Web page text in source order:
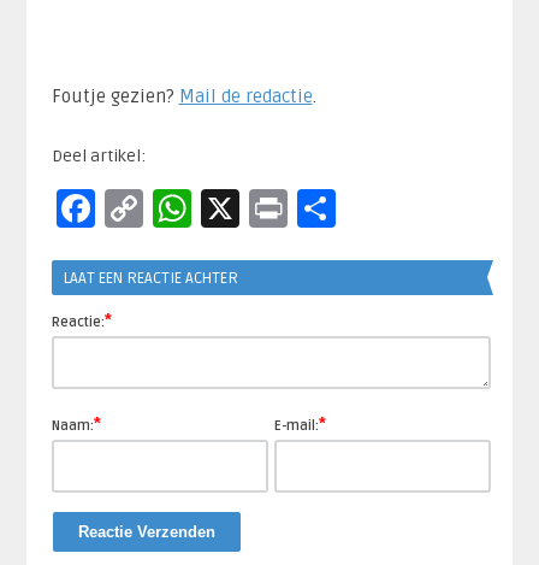
Foutje gezien? Mail de redactie.​
Deel artikel:
Facebook
CopyWhatsApp
X PrintDelen
LAAT EEN REACTIE ACHTER
Reactie:*
Naam:* E-mail:*